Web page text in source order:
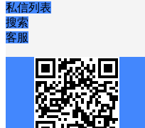
私信列表
搜索
客服